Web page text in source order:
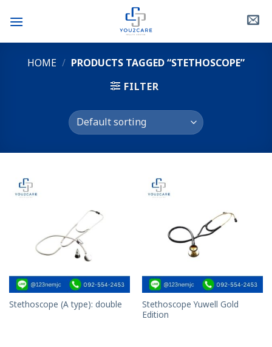
HOME / PRODUCTS TAGGED “STETHOSCOPE”
FILTER
Stethoscope (A type): double
Stethoscope Yuwell Gold
Edition